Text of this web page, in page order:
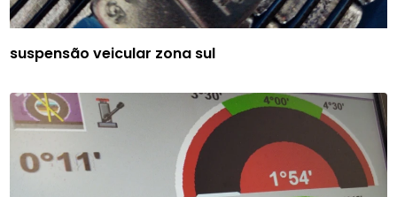
suspensão veicular zona sul